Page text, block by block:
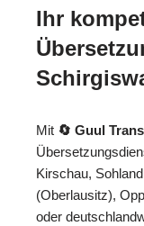
Ihr
Mit 🔄 Guul
Kirschau,
(Oberlausitz),
oder